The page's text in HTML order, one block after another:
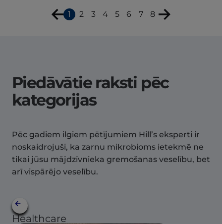
1 2 3 4 5 6 7 8
Piedāvātie raksti pēc
kategorijas
Pēc gadiem ilgiem pētījumiem Hill’s eksperti ir
noskaidrojuši, ka zarnu mikrobioms ietekmē ne
tikai jūsu mājdzīvnieka gremošanas veselību, bet
arī vispārējo veselību.
Healthcare